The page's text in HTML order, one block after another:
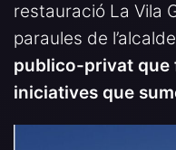
restauració La Vila
paraules de l’alcalde
publico-privat que
iniciatives que